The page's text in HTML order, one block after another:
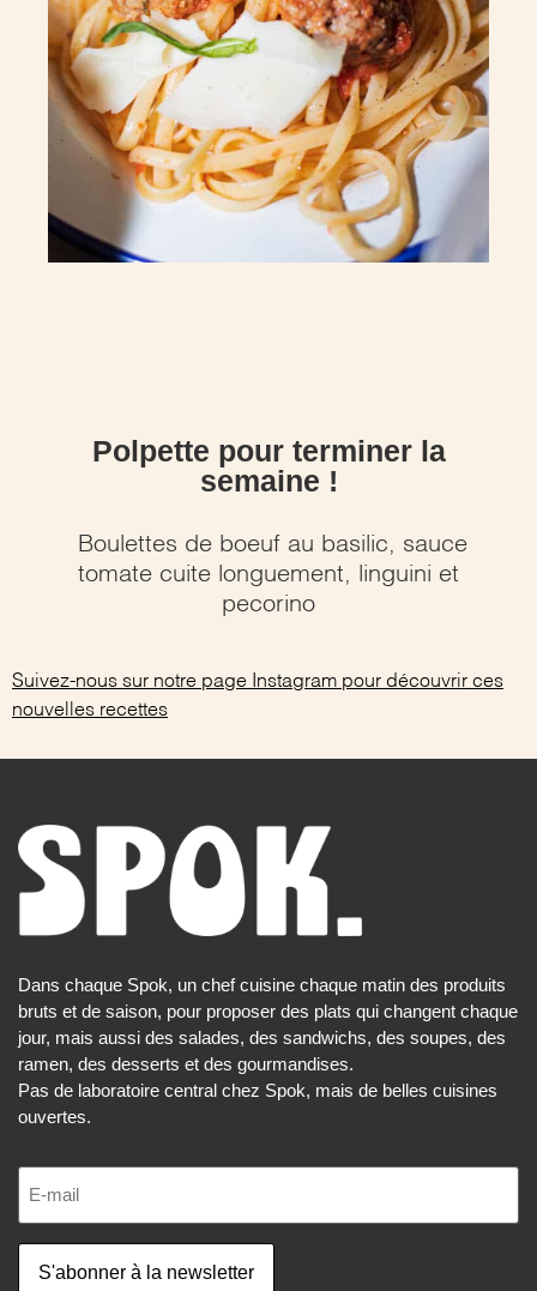
Polpette pour terminer la
semaine !
Boulettes de boeuf au basilic, sauce
tomate cuite longuement, linguini et
pecorino
Suivez-nous sur notre page Instagram pour découvrir ces
nouvelles recettes
Dans chaque Spok, un chef cuisine chaque matin des produits
bruts et de saison, pour proposer des plats qui changent chaque
jour, mais aussi des salades, des sandwichs, des soupes, des
ramen, des desserts et des gourmandises.
Pas de laboratoire central chez Spok, mais de belles cuisines
ouvertes.